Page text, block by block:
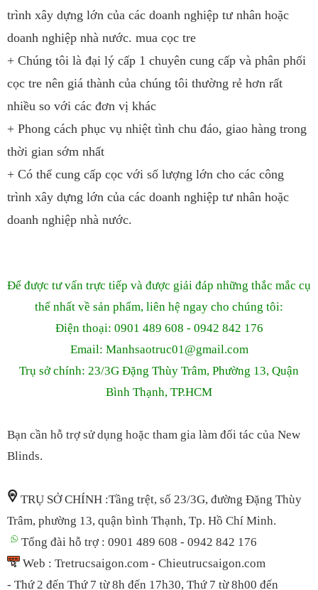
trình xây dựng lớn của các doanh nghiệp tư nhân hoặc
doanh nghiệp nhà nước. mua cọc tre
+ Chúng tôi là đại lý cấp 1 chuyên cung cấp và phân phối
cọc tre nên giá thành của chúng tôi thường rẻ hơn rất
nhiều so với các đơn vị khác
+ Phong cách phục vụ nhiệt tình chu đáo, giao hàng trong
thời gian sớm nhất
+ Có thể cung cấp cọc với số lượng lớn cho các công
trình xây dựng lớn của các doanh nghiệp tư nhân hoặc
doanh nghiệp nhà nước.
Để được tư vấn trực tiếp và được giải đáp những thắc mắc cụ
thể nhất về sản phẩm, liên hệ ngay cho chúng tôi:
Điện thoại: 0901 489 608 - 0942 842 176
Email: Manhsaotruc01 @gmail.com
Trụ sở chính: 23/3G Đặng Thùy Trâm, Phường 13, Quận
Bình Thạnh, TP.HCM
Bạn cần hỗ trợ sử dụng hoặc tham gia làm đối tác của New
Blinds.
TRỤ SỞ CHÍNH :Tầng trệt, số 23/3G, đường Đặng Thùy
Trâm, phường 13, quận bình Thạnh, Tp. Hồ Chí Minh.
Tổng đài hỗ trợ : 0901 489 608 - 0942 842 176
Web : Tretrucsaigon.com - Chieutrucsaigon.com
- Thứ 2 đến Thứ 7 từ 8h đến 17h30, Thứ 7 từ 8h00 đến